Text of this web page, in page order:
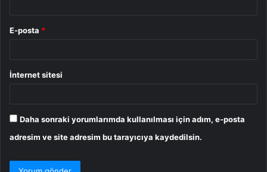
E-posta *
İnternet sitesi
Daha sonraki yorumlarımda kullanılması için adım, e-posta
adresim ve site adresim bu tarayıcıya kaydedilsin.